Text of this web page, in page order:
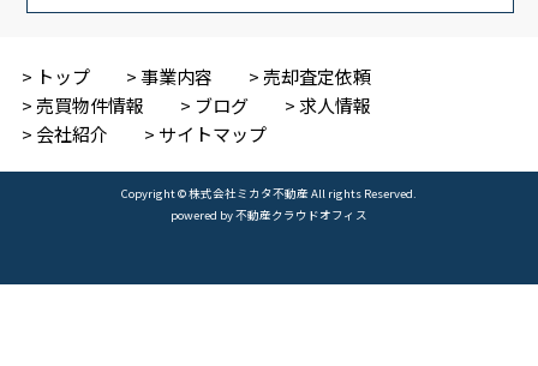
トップ 事業内容
売却査定依頼
売買物件情報
ブログ
求人情報
会社紹介
サイトマップ
Copyright © 株式会社ミカタ不動産 All rights Reserved.
powered by 不動産クラウドオフィス